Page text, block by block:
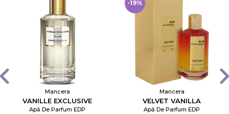
Mancera
VANILLE EXCLUSIVE
Apă De Parfum EDP
-19%
Mancera
VELVET VANILLA
Apă De Parfum EDP